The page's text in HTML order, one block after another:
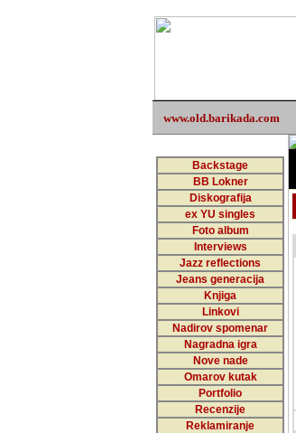
www.old.barikada.com
Backstage
BB Lokner
Diskografija
ex YU singles
Foto album
Interviews
Jazz reflections
Jeans generacija
Knjiga
Linkovi
Nadirov spomenar
Nagradna igra
Nove nade
Omarov kutak
Portfolio
Recenzije
Reklamiranje